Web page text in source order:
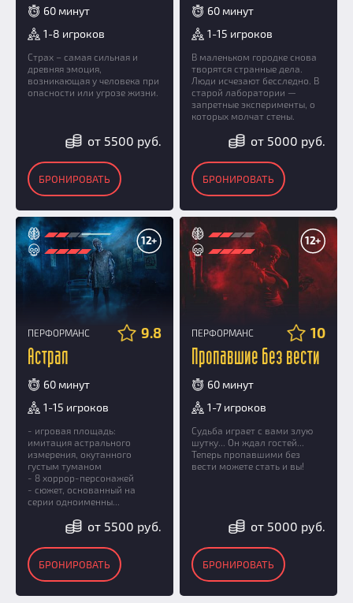
60 минут
1-8 игроков
Страх – самая сильная и
древняя эмоция,
возникающая у человека при
опасности или угрозе жизни.
от 5500 руб.
БРОНИРОВАТЬ
60 минут
1-15 игроков
В маленьком городке снова
творятся странные дела.
Люди исчезают бесследно. В
старой лаборатории —
запретные эксперименты, о
которых молчат стены.
от 5000 руб.
БРОНИРОВАТЬ
12+
ПЕРФОРМАНС 9.8
Астрал
60 минут
1-15 игроков
- игровая площадь:
имитация астрального
измерения, окутанного
густым туманом
- 8 хоррор-персонажей
- сюжет, основанный на
серии одноименны...
от 5500 руб.
БРОНИРОВАТЬ
12+
ПЕРФОРМАНС 10
Пропавшие без вести
60 минут
1-7 игроков
Судьба играет с вами злую
шутку... Он ждал гостей...
Теперь пропавшими без
вести можете стать и вы!
от 5000 руб.
БРОНИРОВАТЬ